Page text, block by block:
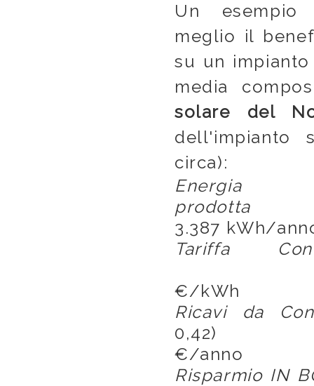
Un esempio
meglio il
su un
media
solare del
dell'impianto
circa):
prodotta
3.387 kWh/
Tariffa
€/kWh
Ricavi da
€/anno
Risparmio IN